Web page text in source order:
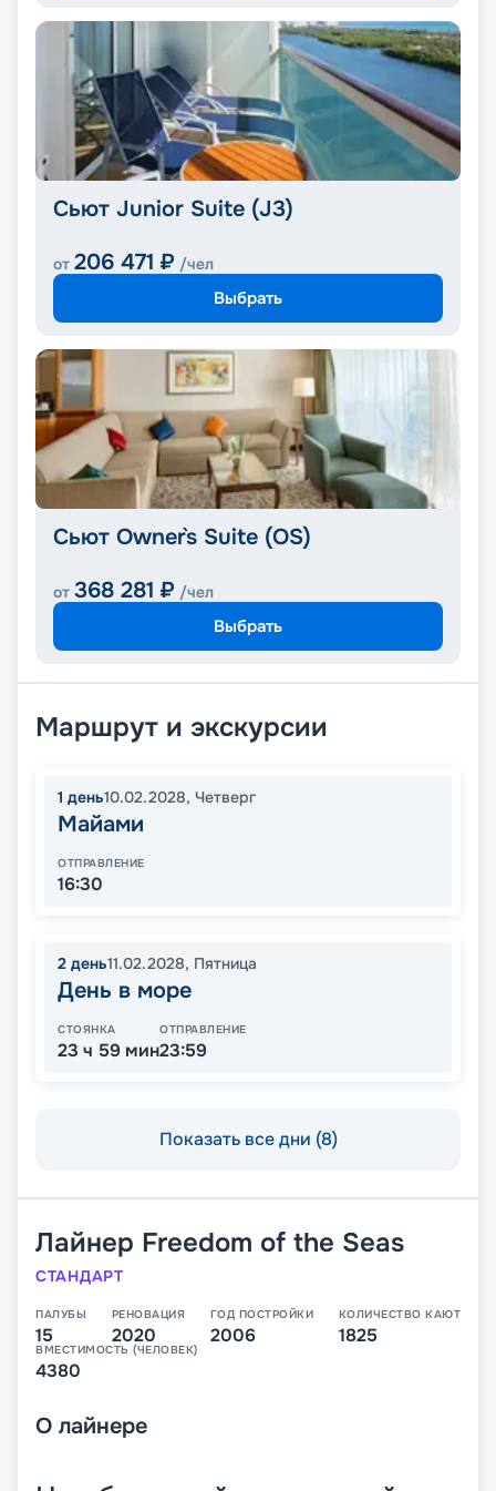
Сьют Junior Suite (J3)
от 206 471 ₽ /чел
Выбрать
Сьют Owner`s Suite (OS)
от 368 281 ₽ /чел
Выбрать
Маршрут и экскурсии
1 день10.02.2028, Четверг
Майами
ОТПРАВЛЕНИЕ
16:30
2 день11.02.2028, Пятница
День в море
СТОЯНКА
23 ч 59 мин
ОТПРАВЛЕНИЕ
23:59
Показать все дни (8)
Лайнер Freedom of the Seas
СТАНДАРТ
ПАЛУБЫ
15
РЕНОВАЦИЯ
2020
ГОД ПОСТРОЙКИ
2006
КОЛИЧЕСТВО КАЮТ
1825
ВМЕСТИМОСТЬ (ЧЕЛОВЕК)
4380
О лайнере